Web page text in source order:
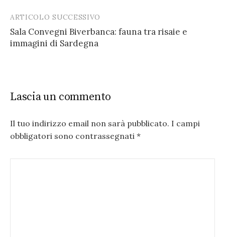
ARTICOLO SUCCESSIVO
Sala Convegni Biverbanca: fauna tra risaie e
immagini di Sardegna
Lascia un commento
Il tuo indirizzo email non sarà pubblicato. I campi
obbligatori sono contrassegnati *